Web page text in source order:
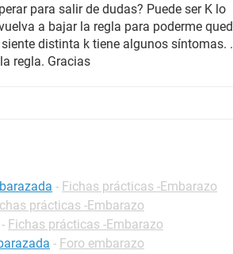
para salir de dudas? Puede ser K lo
a bajar la regla para poderme
distinta k tiene algunos síntomas.
regla. Gracias
- Fichas prácticas -Embarazo
prácticas -Embarazo
- Fichas prácticas -Embarazo
- Foro embarazo